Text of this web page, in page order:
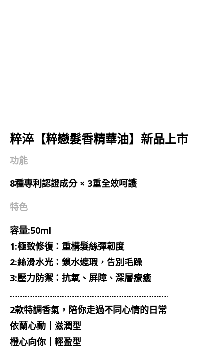
粹淬【粹戀髮香精華油】新品上市
功能
8種專利認證成分 × 3重全效呵護
特色
容量:50ml
1:極致修復：重構髮絲彈韌度
2:絲滑水光：鎖水遮瑕，告別毛躁
3:壓力防禦：抗氧、屏障、深層療癒
……………………………………………………….
2款特調香氣，陪你走過不同心情的日常
依蘭心動｜滋潤型
橙心向你｜輕盈型